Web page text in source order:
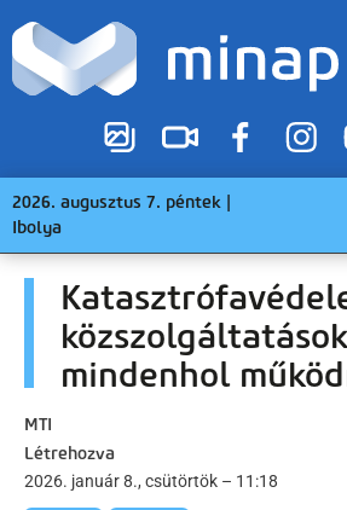
2026. augusztus 7. péntek |
Ibolya
közszolgáltatások
mindenhol
MTI
Létrehozva
2026. január 8., csütörtök – 11:18